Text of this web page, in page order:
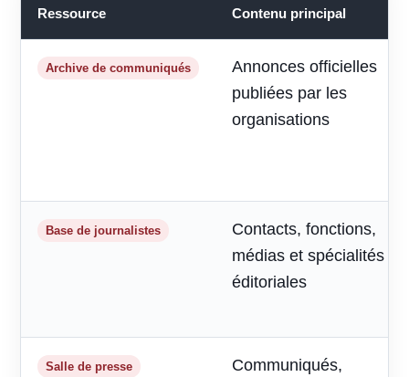
Ressource Contenu principal
Archive de communiqués
Annonces officielles
publiées par les
organisations
Base de journalistes
Contacts, fonctions,
médias et spécialités
éditoriales
Salle de presse
Communiqués,